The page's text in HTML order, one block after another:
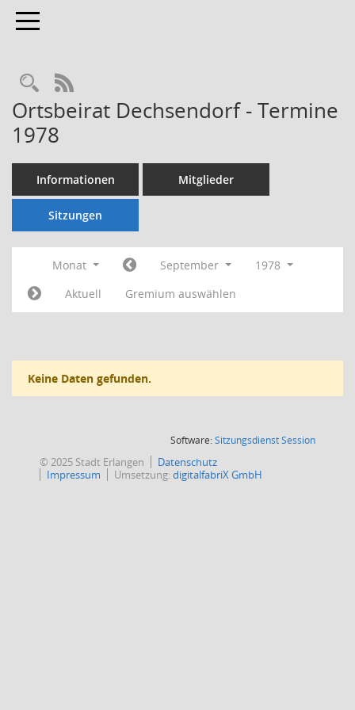
Toggle navigation
Rechercheauswahl
RSS-Feed
Ortsbeirat Dechsendorf - Termine
1978
Informationen Mitglieder
Sitzungen
Monat September
1978
Aktuell
Gremium auswählen
Keine Daten gefunden.
Software:SitzungsdienstSession(Wird in
© 2025 Stadt Erlangen
Datenschutz
Impressum
Umsetzung:digitalfabriX GmbH